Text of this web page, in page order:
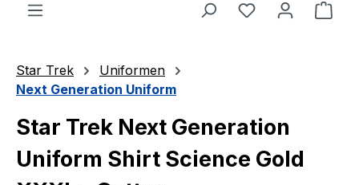
Du hast 0
Star Trek
Uniformen
Next Generation Uniform
Star Trek Next Generation
Uniform Shirt Science Gold